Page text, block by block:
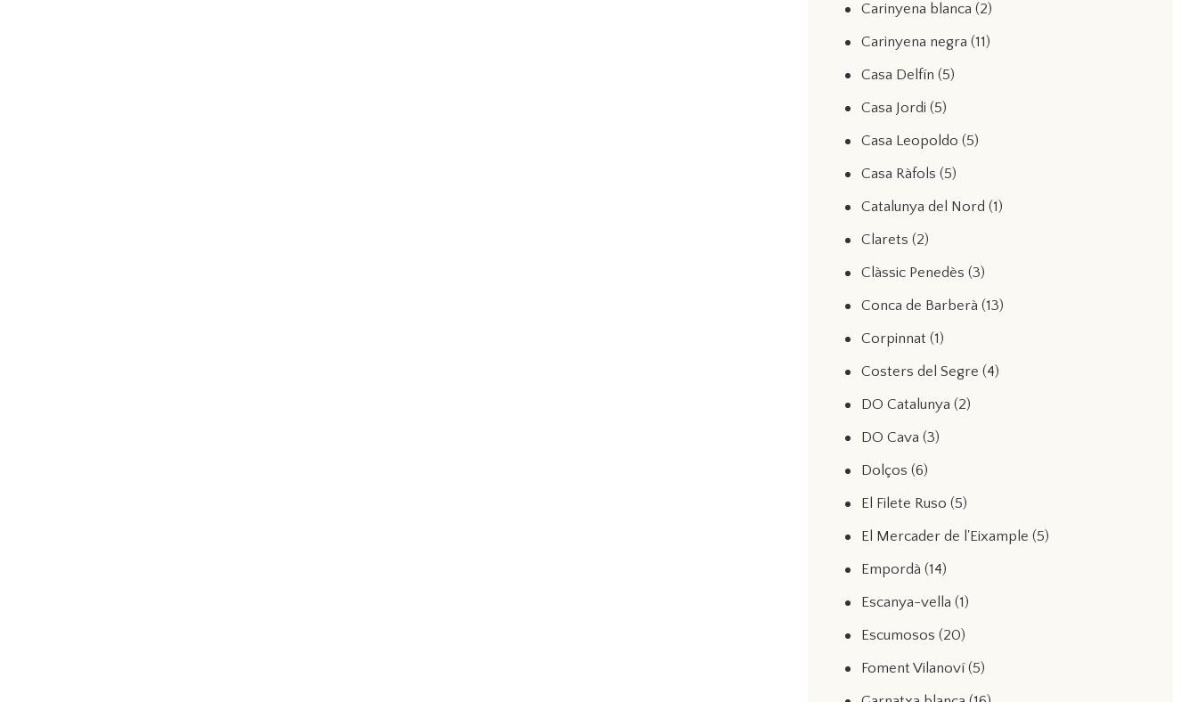
Carinyena blanca (2)
Carinyena negra (11)
Casa Delfín (5)
Casa Jordi (5)
Casa Leopoldo (5)
Casa Ràfols (5)
Catalunya del Nord (1)
Clarets (2)
Clàssic Penedès (3)
Conca de Barberà (13)
Corpinnat (1)
Costers del Segre (4)
DO Catalunya (2)
DO Cava (3)
Dolços (6)
El Filete Ruso (5)
El Mercader de l'Eixample (5)
Empordà (14)
Escanya-vella (1)
Escumosos (20)
Foment Vilanoví (5)